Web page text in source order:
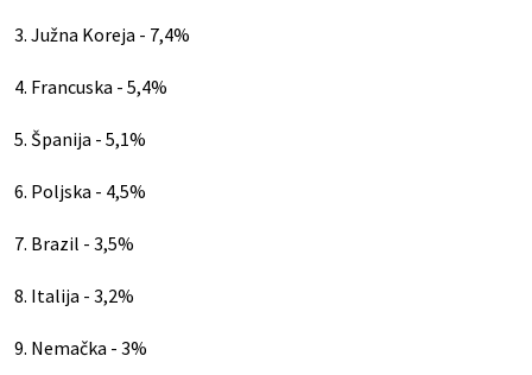
3. Južna Koreja - 7,4%
4. Francuska - 5,4%
5. Španija - 5,1%
6. Poljska - 4,5%
7. Brazil - 3,5%
8. Italija - 3,2%
9. Nemačka - 3%